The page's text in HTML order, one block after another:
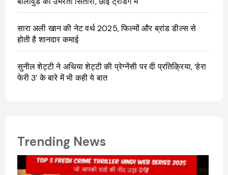
सारा अली खान की नेट वर्थ 2025, फिल्मों और ब्रांड डील्स से
होती है शानदार कमाई
सुनील शेट्टी ने अथिया शेट्टी की प्रेग्नेंसी पर दी प्रतिक्रिया, ‘हेरा
फेरी 3’ के बारे में भी कही ये बात
Trending News